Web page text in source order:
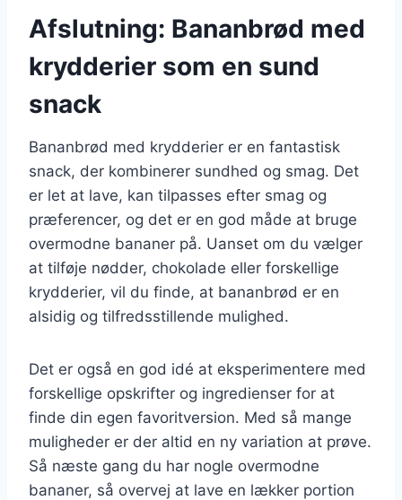
Afslutning: Bananbrød med
krydderier som en sund
snack
Bananbrød med krydderier er en fantastisk
snack, der kombinerer sundhed og smag. Det
er let at lave, kan tilpasses efter smag og
præferencer, og det er en god måde at bruge
overmodne bananer på. Uanset om du vælger
at tilføje nødder, chokolade eller forskellige
krydderier, vil du finde, at bananbrød er en
alsidig og tilfredsstillende mulighed.
Det er også en god idé at eksperimentere med
forskellige opskrifter og ingredienser for at
finde din egen favoritversion. Med så mange
muligheder er der altid en ny variation at prøve.
Så næste gang du har nogle overmodne
bananer, så overvej at lave en lækker portion